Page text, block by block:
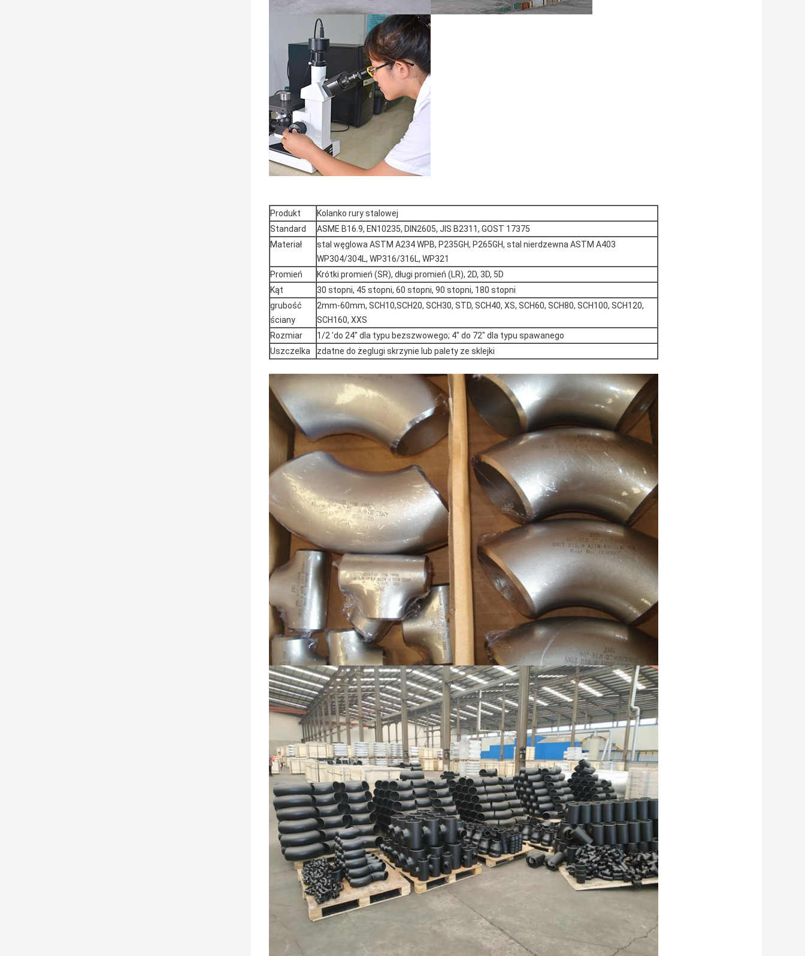
Produkt
Kolanko rury stalowej
Standard
ASME B16.9, EN10235, DIN2605, JIS B2311, GOST 17375
Materiał
stal węglowa ASTM A234 WPB, P235GH, P265GH, stal nierdzewna ASTM A403
WP304/304L, WP316/316L, WP321
Promień
Krótki promień (SR), długi promień (LR), 2D, 3D, 5D
Kąt
30 stopni, 45 stopni, 60 stopni, 90 stopni, 180 stopni
grubość
ściany
2mm-60mm, SCH10,SCH20, SCH30, STD, SCH40, XS, SCH60, SCH80, SCH100, SCH120,
SCH160, XXS
Rozmiar
1/2 'do 24" dla typu bezszwowego; 4" do 72" dla typu spawanego
Uszczelka
zdatne do żeglugi skrzynie lub palety ze sklejki